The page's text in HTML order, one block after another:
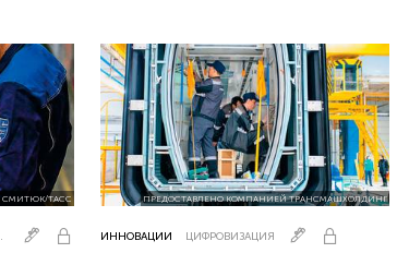
ТАСС ПРЕДОСТАВЛЕНО КОМПАНИЕЙ ТРАНСМАШХОЛДИНГ
ИННОВАЦИИ ЦИФРОВИЗАЦИЯ